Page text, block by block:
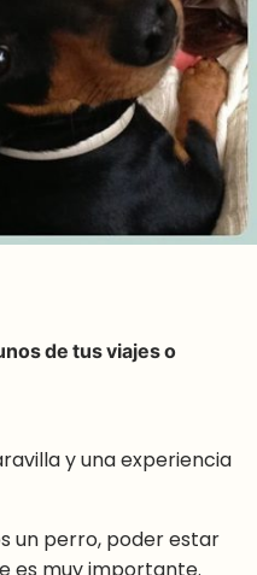
de tus viajes o
y una experiencia
un perro, poder estar